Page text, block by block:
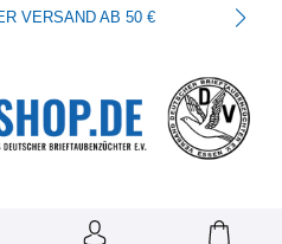
VERSAND AB 50 €